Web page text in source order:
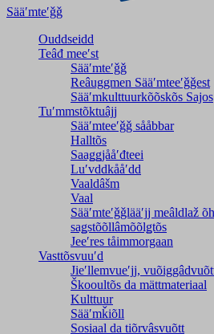
Sääʹmteʹǧǧ
Ouddseidd
Teâđ meeʹst
Sääʹmteʹǧǧ
Reâuggmen Sääʹmteeʹǧǧest
Sääʹmkulttuurkõõskõs Sajos
Tuʹmmstõktuâjj
Sääʹmteeʹǧǧ sååbbar
Halltõs
Saaǥǥjååʹđteei
Luʹvddkååʹdd
Vaaldâšm
Vaal
Sääʹmteʹǧǧlääʹjj meâldlaž
saǥstõõllâmõõlǥtõs
Jeeʹres tåimmorgaan
Vasttõsvuuʹd
Jieʹllemvueʹjj,
Škooultõs da mättmateriaal
Kulttuur
Sääʹmǩiõll
Sosiaal da tiõrvâsvuõtt